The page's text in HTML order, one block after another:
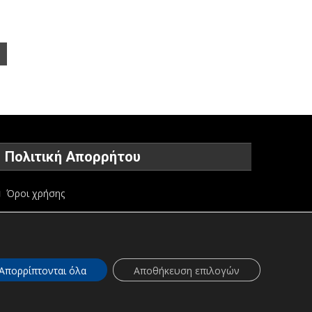
Πολιτική Απορρήτου
Όροι χρήσης
όλα Αποθήκευση επιλογών